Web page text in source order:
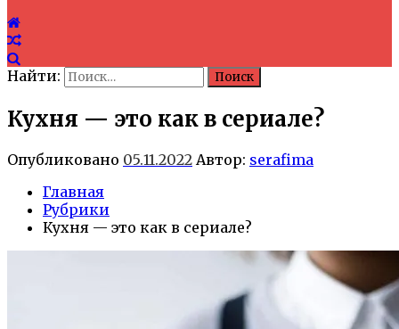
Найти:
Кухня — это как в сериале?
Опубликовано 05.11.2022 Автор: serafima
Главная
Рубрики
Кухня — это как в сериале?